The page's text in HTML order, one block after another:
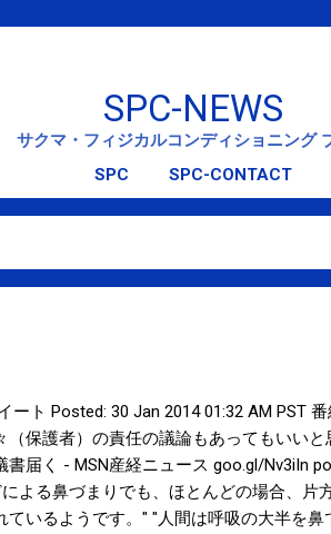
スキップしてメイン コンテンツに移
SPC-NEWS
サクマ・フィジカルコンディショニング
SPC
SPC-CONTACT
ート Posted: 30 Jan 2014 01:32 AM PST
（保護者）の責任の議論もあってもいい
届く - MSN産経ニュース goo.gl/Nv3iIn
よる鼻づまりでも、ほとんどの場合、片
いるようです。" "人間は呼吸の大半を鼻